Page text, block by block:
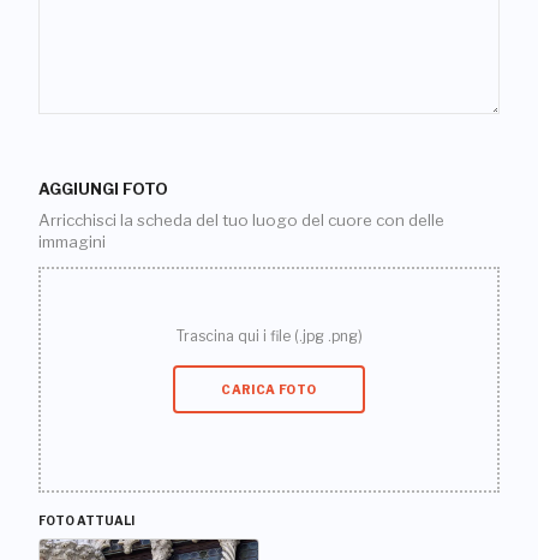
AGGIUNGI FOTO
Arricchisci la scheda del tuo luogo del cuore con delle
immagini
Trascina qui i file (.jpg .png)
CARICA FOTO
FOTO ATTUALI